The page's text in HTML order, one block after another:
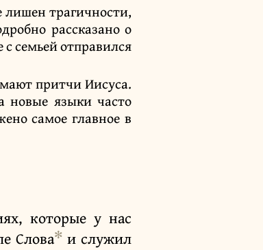
лишен трагичности,
рассказано о
семьей отправился
притчи Иисуса.
новые языки часто
самое главное в
которые у нас
Слова✻ и служил